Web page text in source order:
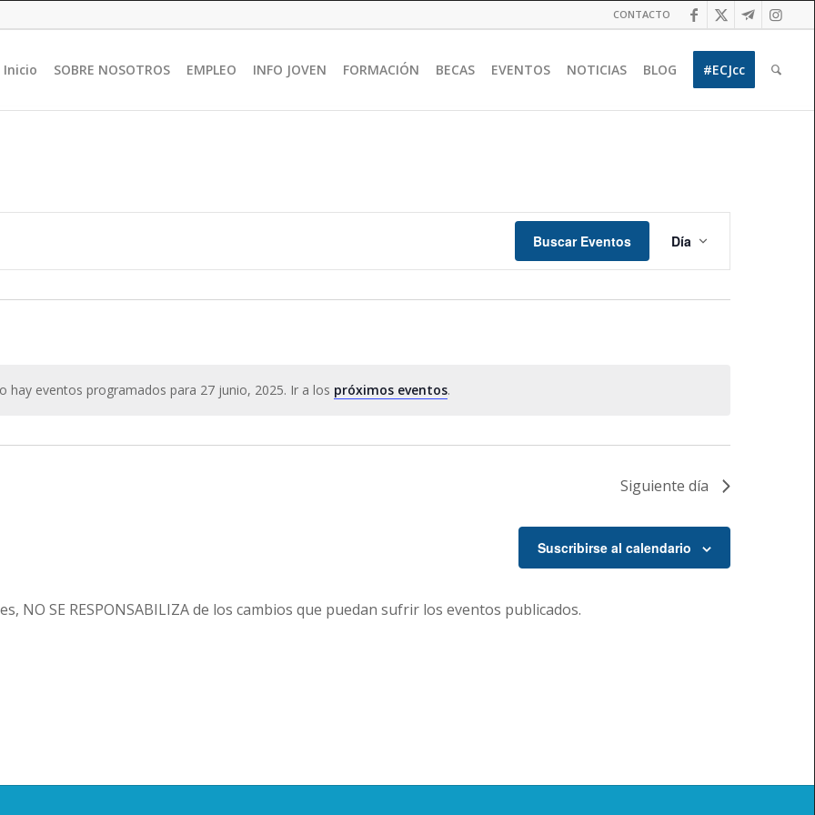
CONTACTO
Inicio SOBRE NOSOTROS EMPLEO INFO JOVEN FORMACIÓN BECAS EVENTOS NOTICIAS BLOG #ECJcc
Aviso
hay eventos programados para 27 junio, 2025. Ir a los próximos eventos.
Buscar Eventos
de
Evento
Día
Siguiente día
Suscribirse al calendario
NO SE RESPONSABILIZA de los cambios que puedan sufrir los eventos publicados.